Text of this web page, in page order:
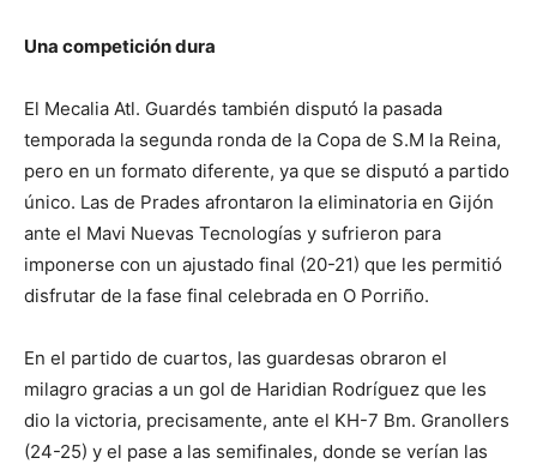
Una competición dura
El Mecalia Atl. Guardés también disputó la pasada
temporada la segunda ronda de la Copa de S.M la Reina,
pero en un formato diferente, ya que se disputó a partido
único. Las de Prades afrontaron la eliminatoria en Gijón
ante el Mavi Nuevas Tecnologías y sufrieron para
imponerse con un ajustado final (20-21) que les permitió
disfrutar de la fase final celebrada en O Porriño.
En el partido de cuartos, las guardesas obraron el
milagro gracias a un gol de Haridian Rodríguez que les
dio la victoria, precisamente, ante el KH-7 Bm. Granollers
(24-25) y el pase a las semifinales, donde se verían las